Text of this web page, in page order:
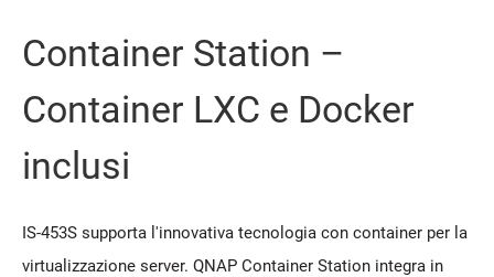
Container Station –
Container LXC e Docker
inclusi
IS-453S supporta l'innovativa tecnologia con container per la
virtualizzazione server. QNAP Container Station integra in